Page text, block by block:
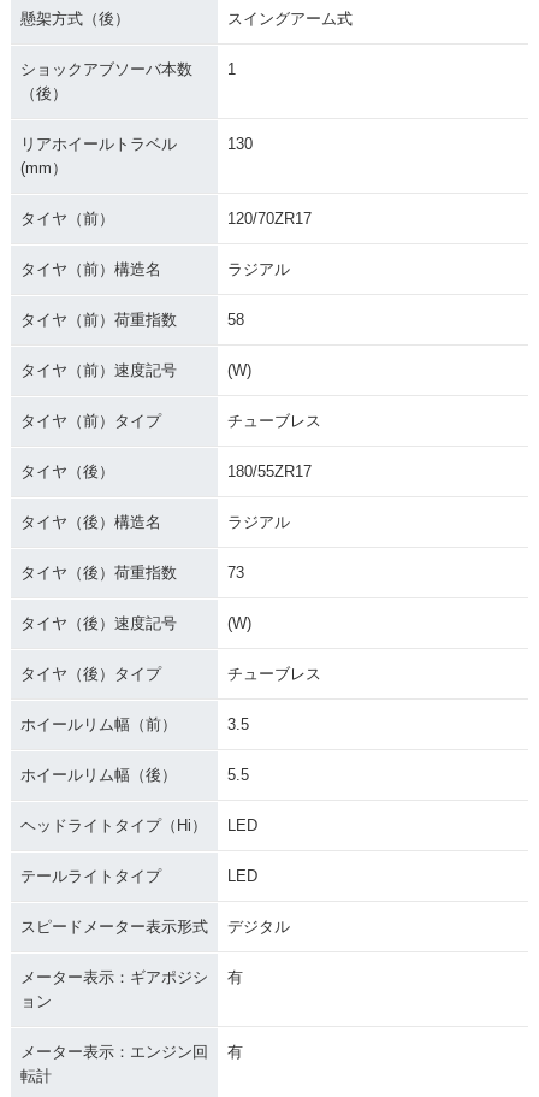
懸架方式（後） スイングアーム式
ショックアブソーバ本数
（後）
1
リアホイールトラベル
(mm）
130
タイヤ（前） 120/70ZR17
タイヤ（前）構造名 ラジアル
タイヤ（前）荷重指数 58
タイヤ（前）速度記号 (W)
タイヤ（前）タイプ チューブレス
タイヤ（後） 180/55ZR17
タイヤ（後）構造名 ラジアル
タイヤ（後）荷重指数 73
タイヤ（後）速度記号 (W)
タイヤ（後）タイプ チューブレス
ホイールリム幅（前） 3.5
ホイールリム幅（後） 5.5
ヘッドライトタイプ（Hi） LED
テールライトタイプ LED
スピードメーター表示形式 デジタル
メーター表示：ギアポジシ
ョン
有
メーター表示：エンジン回
転計
有